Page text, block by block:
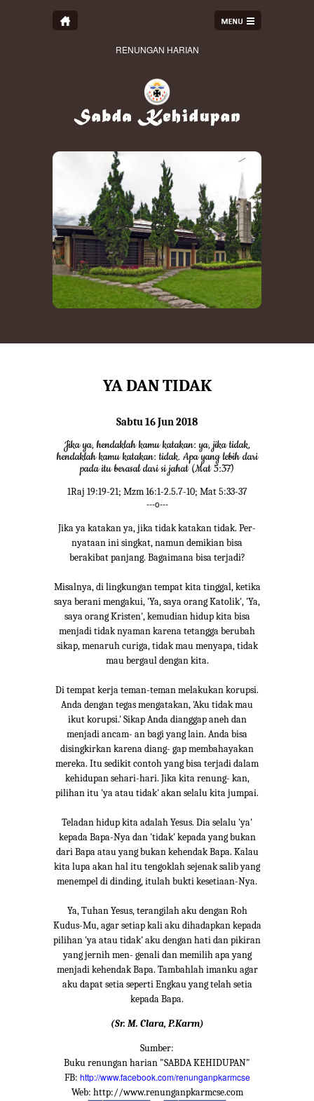
RENUNGAN HARIAN
YA DAN TIDAK
Sabtu 16 Jun 2018
Jika ya, hendaklah kamu katakan: ya, jika tidak,
hendaklah kamu katakan: tidak. Apa yang lebih dari
pada itu berasal dari si jahat (Mat 5:37)
1Raj 19:19-21; Mzm 16:1-2.5.7-10; Mat 5:33-37
---o---
Jika ya katakan ya, jika tidak katakan tidak. Per-
nyataan ini singkat, namun demikian bisa
berakibat panjang. Bagaimana bisa terjadi?
Misalnya, di lingkungan tempat kita tinggal, ketika
saya berani mengakui, 'Ya, saya orang Katolik', 'Ya,
saya orang Kristen', kemudian hidup kita bisa
menjadi tidak nyaman karena tetangga berubah
sikap, menaruh curiga, tidak mau menyapa, tidak
mau bergaul dengan kita.
Di tempat kerja teman-teman melakukan korupsi.
Anda dengan tegas mengatakan, 'Aku tidak mau
ikut korupsi.' Sikap Anda dianggap aneh dan
menjadi ancam- an bagi yang lain. Anda bisa
disingkirkan karena diang- gap membahayakan
mereka. Itu sedikit contoh yang bisa terjadi dalam
kehidupan sehari-hari. Jika kita renung- kan,
pilihan itu 'ya atau tidak' akan selalu kita jumpai.
Teladan hidup kita adalah Yesus. Dia selalu 'ya'
kepada Bapa-Nya dan 'tidak' kepada yang bukan
dari Bapa atau yang bukan kehendak Bapa. Kalau
kita lupa akan hal itu tengoklah sejenak salib yang
menempel di dinding, itulah bukti kesetiaan-Nya.
Ya, Tuhan Yesus, terangilah aku dengan Roh
Kudus-Mu, agar setiap kali aku dihadapkan kepada
pilihan 'ya atau tidak' aku dengan hati dan pikiran
yang jernih men- genali dan memilih apa yang
menjadi kehendak Bapa. Tambahlah imanku agar
aku dapat setia seperti Engkau yang telah setia
kepada Bapa.
(Sr. M. Clara, P.Karm)
Sumber:
Buku renungan harian "SABDA KEHIDUPAN"
FB: http://www.facebook.com/renunganpkarmcse
Web: http://www.renunganpkarmcse.com